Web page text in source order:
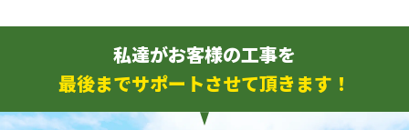
私達がお客様の工事を
最後までサポートさせて頂きます！